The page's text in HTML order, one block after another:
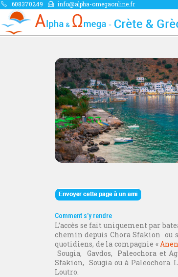
608370249 info@alpha-omegaonline.fr
Comment s’y rendre
L’accès se fait uniquement par
chemin depuis Chora Sfakion ou
quotidiens, de la compagnie «
Sougia, Gavdos, Paleochora et
Sfakion, Sougia ou à
Loutro.